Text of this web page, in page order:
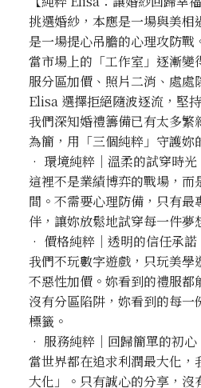
挑選婚紗，本應是一場與美相
是一場提心吊膽的心理攻防戰
當市場上的「工作室」逐漸
服分區加價、照片二消、處處
Elisa 選擇拒絕隨波逐流，堅
我們深知婚禮籌備已有太多繁
為簡，用「三個純粹」守護妳
• 環境純粹｜溫柔的試穿時光
這裡不是業績博弈的戰場，而
間。不需要心理防備，只有
伴，讓妳放鬆地試穿每一件夢
• 價格純粹｜透明的信任承諾
我們不玩數字遊戲，只玩美學
不惡性加價。妳看到的禮服都
沒有分區陷阱，妳看到的每一
標籤。
• 服務純粹｜回歸簡單的初心
當世界都在追求利潤最大化，
大化」。只有誠心的分享，沒